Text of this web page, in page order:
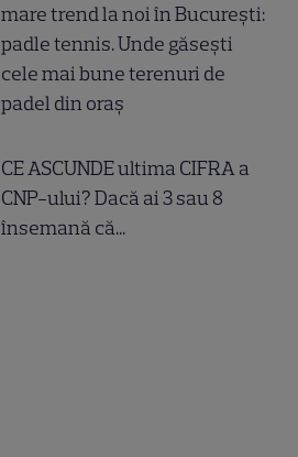
mare trend la noi în București:
padle tennis. Unde găsești
cele mai bune terenuri de
padel din oraș
CE ASCUNDE ultima CIFRA a
CNP-ului? Dacă ai 3 sau 8
însemană că...